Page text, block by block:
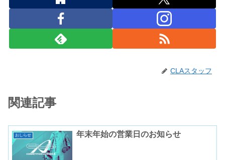
CLAスタッフ
関連記事
おしらせ 年末年始の営業日のお知らせ